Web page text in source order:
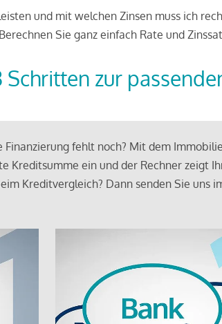
und mit welchen Zinsen muss ich
Sie ganz einfach Rate und
zur
fehlt noch? Mit dem
Kreditsumme ein und der Rechner zeigt
Kreditvergleich? Dann senden Sie uns